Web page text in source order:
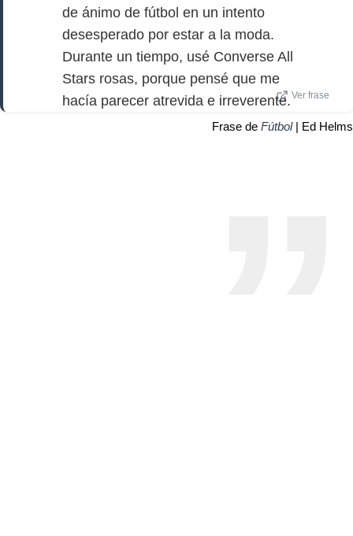
de ánimo de fútbol en un intento
desesperado por estar a la moda.
Durante un tiempo, usé Converse All
Stars rosas, porque pensé que me
hacía parecer atrevida e irreverente.Ver frase
Frase de Fútbol| Ed Helms